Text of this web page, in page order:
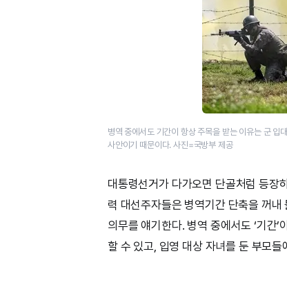
병역 중에서도 기간이 항상 주목을 받는 이유는 군 입
사안이기 때문이다. 사진=국방부 제공
대통령선거가 다가오면 단골처럼 등장
력 대선주자들은 병역기간 단축을 꺼
의무를 얘기한다. 병역 중에서도 ‘기간
할 수 있고, 입영 대상 자녀를 둔 부모